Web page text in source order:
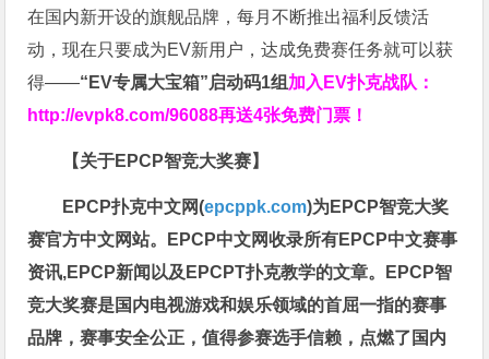
在国内新开设的旗舰品牌，每月不断推出福利反馈活
动，现在只要成为EV新用户，达成免费赛任务就可以获
得——“EV专属大宝箱”启动码1组 加入EV扑克战队：
http://evpk8.com/96088再送4张免费门票！
【关于EPCP智竞大奖赛】
EPCP扑克中文网(epcppk.com)为EPCP智竞大奖
赛官方中文网站。EPCP中文网收录所有EPCP中文赛事
资讯,EPCP新闻以及EPCPT扑克教学的文章。EPCP智
竞大奖赛是国内电视游戏和娱乐领域的首屈一指的赛事
品牌，赛事安全公正，值得参赛选手信赖，点燃了国内